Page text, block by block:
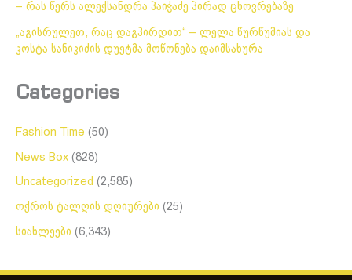
– რას წერს ალექსანდრა პაიჭაძე პირად ცხოვრებაზე
„აგისრულეთ, რაც დაგპირდით“ – ლელა წურწუმიას და
კოსტა სანიკიძის დუეტმა მოწონება დაიმსახურა
Categories
Fashion Time (50)
News Box (828)
Uncategorized (2,585)
ოქროს ტალღის დღიურები (25)
სიახლეები (6,343)